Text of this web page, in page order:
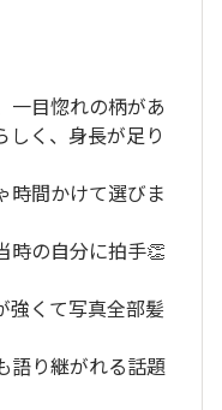
一目惚れの柄があ
しく、身長が足り
時間かけて選びま
時の自分に拍手👏
強くて写真全部髪
語り継がれる話題